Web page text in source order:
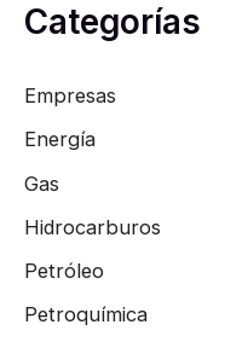
Categorías
Empresas
Energía
Gas
Hidrocarburos
Petróleo
Petroquímica